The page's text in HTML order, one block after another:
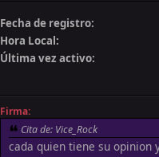
Fecha de registro:
Hora Local:
Última vez activo:
Firma:
Cita de: Vice_Rock
cada quien tiene su opinion